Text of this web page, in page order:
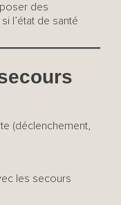
des
l’état de santé
(déclenchement,
les secours